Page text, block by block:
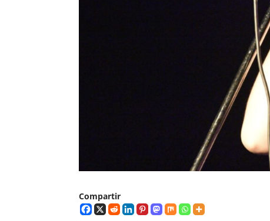
Compartir